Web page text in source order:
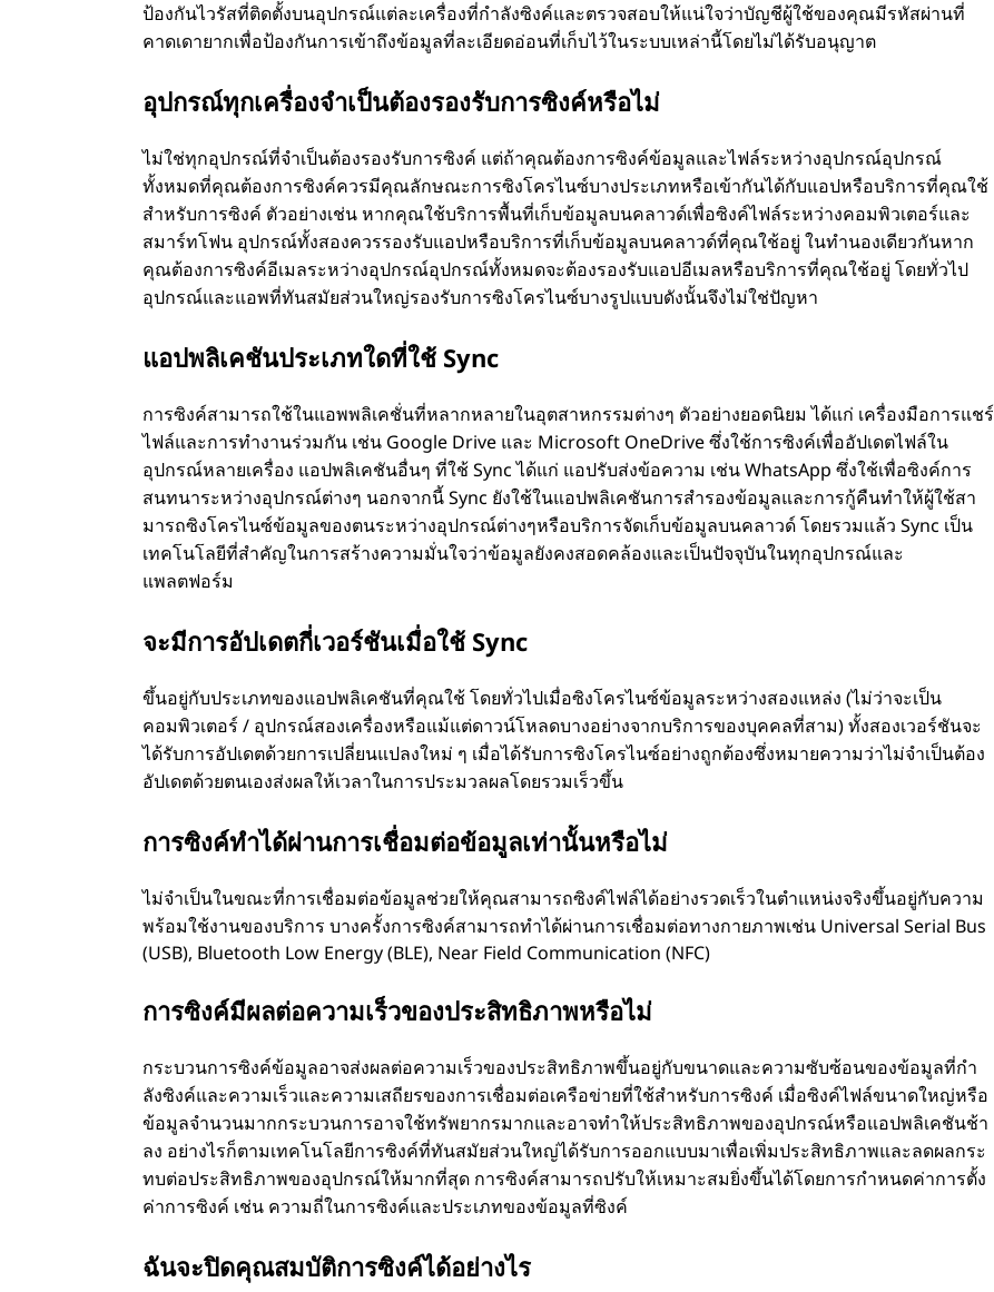
ป้องกันไวรัสที่ติดตั้งบนอุปกรณ์แต่ละเครื่องที่กําลังซิงค์และตรวจสอบให้แน่ใจว่าบัญชีผู้ใช้ของคุณมีรหัสผ่านที่
คาดเดายากเพื่อป้องกันการเข้าถึงข้อมูลที่ละเอียดอ่อนที่เก็บไว้ในระบบเหล่านี้โดยไม่ได้รับอนุญาต
อุปกรณ์ทุกเครื่องจําเป็นต้องรองรับการซิงค์หรือไม่
ไม่ใช่ทุกอุปกรณ์ที่จําเป็นต้องรองรับการซิงค์ แต่ถ้าคุณต้องการซิงค์ข้อมูลและไฟล์ระหว่างอุปกรณ์อุปกรณ์
ทั้งหมดที่คุณต้องการซิงค์ควรมีคุณลักษณะการซิงโครไนซ์บางประเภทหรือเข้ากันได้กับแอปหรือบริการที่คุณใช้
สําหรับการซิงค์ ตัวอย่างเช่น หากคุณใช้บริการพื้นที่เก็บข้อมูลบนคลาวด์เพื่อซิงค์ไฟล์ระหว่างคอมพิวเตอร์และ
สมาร์ทโฟน อุปกรณ์ทั้งสองควรรองรับแอปหรือบริการที่เก็บข้อมูลบนคลาวด์ที่คุณใช้อยู่ ในทํานองเดียวกันหาก
คุณต้องการซิงค์อีเมลระหว่างอุปกรณ์อุปกรณ์ทั้งหมดจะต้องรองรับแอปอีเมลหรือบริการที่คุณใช้อยู่ โดยทั่วไป
อุปกรณ์และแอพที่ทันสมัยส่วนใหญ่รองรับการซิงโครไนซ์บางรูปแบบดังนั้นจึงไม่ใช่ปัญหา
แอปพลิเคชันประเภทใดที่ใช้ Sync
การซิงค์สามารถใช้ในแอพพลิเคชั่นที่หลากหลายในอุตสาหกรรมต่างๆ ตัวอย่างยอดนิยม ได้แก่ เครื่องมือการแชร์
ไฟล์และการทํางานร่วมกัน เช่น Google Drive และ Microsoft OneDrive ซึ่งใช้การซิงค์เพื่ออัปเดตไฟล์ใน
อุปกรณ์หลายเครื่อง แอปพลิเคชันอื่นๆ ที่ใช้ Sync ได้แก่ แอปรับส่งข้อความ เช่น WhatsApp ซึ่งใช้เพื่อซิงค์การ
สนทนาระหว่างอุปกรณ์ต่างๆ นอกจากนี้ Sync ยังใช้ในแอปพลิเคชันการสํารองข้อมูลและการกู้คืนทําให้ผู้ใช้สา
มารถซิงโครไนซ์ข้อมูลของตนระหว่างอุปกรณ์ต่างๆหรือบริการจัดเก็บข้อมูลบนคลาวด์ โดยรวมแล้ว Sync เป็น
เทคโนโลยีที่สําคัญในการสร้างความมั่นใจว่าข้อมูลยังคงสอดคล้องและเป็นปัจจุบันในทุกอุปกรณ์และ
แพลตฟอร์ม
จะมีการอัปเดตกี่เวอร์ชันเมื่อใช้ Sync
ขึ้นอยู่กับประเภทของแอปพลิเคชันที่คุณใช้ โดยทั่วไปเมื่อซิงโครไนซ์ข้อมูลระหว่างสองแหล่ง (ไม่ว่าจะเป็น
คอมพิวเตอร์ / อุปกรณ์สองเครื่องหรือแม้แต่ดาวน์โหลดบางอย่างจากบริการของบุคคลที่สาม) ทั้งสองเวอร์ชันจะ
ได้รับการอัปเดตด้วยการเปลี่ยนแปลงใหม่ ๆ เมื่อได้รับการซิงโครไนซ์อย่างถูกต้องซึ่งหมายความว่าไม่จําเป็นต้อง
อัปเดตด้วยตนเองส่งผลให้เวลาในการประมวลผลโดยรวมเร็วขึ้น
การซิงค์ทําได้ผ่านการเชื่อมต่อข้อมูลเท่านั้นหรือไม่
ไม่จําเป็นในขณะที่การเชื่อมต่อข้อมูลช่วยให้คุณสามารถซิงค์ไฟล์ได้อย่างรวดเร็วในตําแหน่งจริงขึ้นอยู่กับความ
พร้อมใช้งานของบริการ บางครั้งการซิงค์สามารถทําได้ผ่านการเชื่อมต่อทางกายภาพเช่น Universal Serial Bus
(USB), Bluetooth Low Energy (BLE), Near Field Communication (NFC)
การซิงค์มีผลต่อความเร็วของประสิทธิภาพหรือไม่
กระบวนการซิงค์ข้อมูลอาจส่งผลต่อความเร็วของประสิทธิภาพขึ้นอยู่กับขนาดและความซับซ้อนของข้อมูลที่กํา
ลังซิงค์และความเร็วและความเสถียรของการเชื่อมต่อเครือข่ายที่ใช้สําหรับการซิงค์ เมื่อซิงค์ไฟล์ขนาดใหญ่หรือ
ข้อมูลจํานวนมากกระบวนการอาจใช้ทรัพยากรมากและอาจทําให้ประสิทธิภาพของอุปกรณ์หรือแอปพลิเคชันช้า
ลง อย่างไรก็ตามเทคโนโลยีการซิงค์ที่ทันสมัยส่วนใหญ่ได้รับการออกแบบมาเพื่อเพิ่มประสิทธิภาพและลดผลกระ
ทบต่อประสิทธิภาพของอุปกรณ์ให้มากที่สุด การซิงค์สามารถปรับให้เหมาะสมยิ่งขึ้นได้โดยการกําหนดค่าการตั้ง
ค่าการซิงค์ เช่น ความถี่ในการซิงค์และประเภทของข้อมูลที่ซิงค์
ฉันจะปิดคุณสมบัติการซิงค์ได้อย่างไร